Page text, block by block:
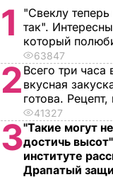
1
"Свеклу
так".
который
63847
2 Всего три часа
вкусная
готова.
41327
3"Такие могут
достичь
институте
Драпатый